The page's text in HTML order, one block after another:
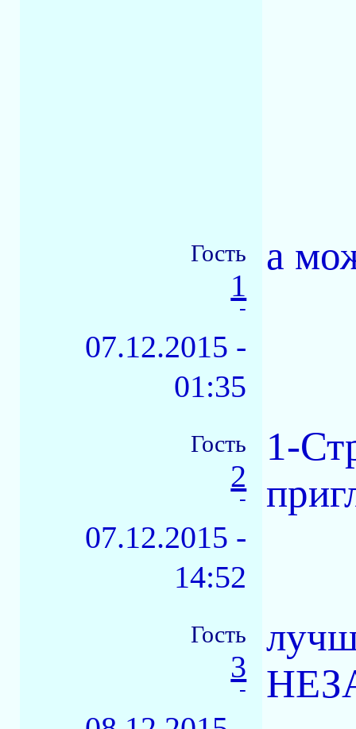
Гость
1
-
07.12.2015 -
01:35
а
Гость
2
-
07.12.2015 -
14:52
1-
Гость
3
-